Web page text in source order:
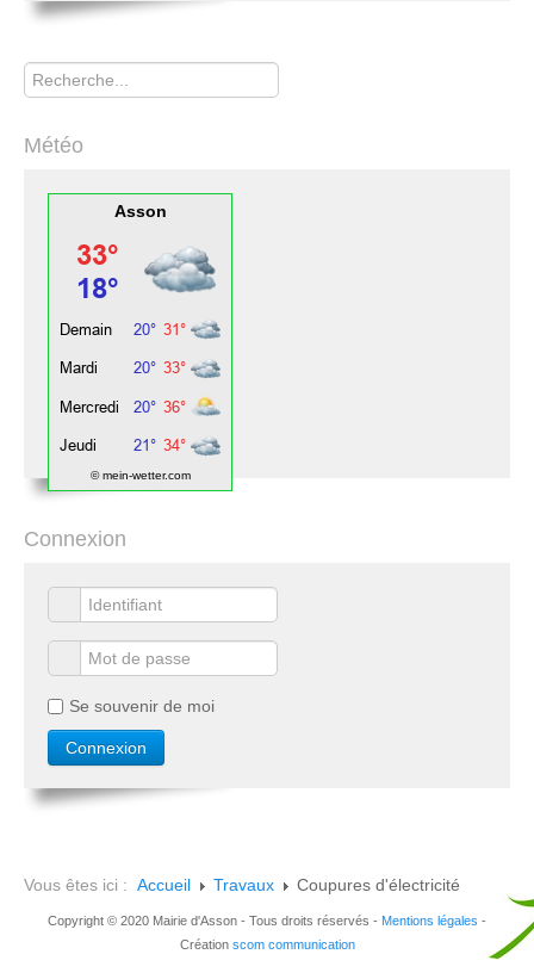
Rechercher
Météo
Asson
© mein-wetter.com
Connexion
Se souvenir de moi
Vous êtes ici : Accueil Travaux Coupures d'électricité
Copyright © 2020 Mairie d'Asson - Tous droits réservés - Mentions légales -
Création scom communication